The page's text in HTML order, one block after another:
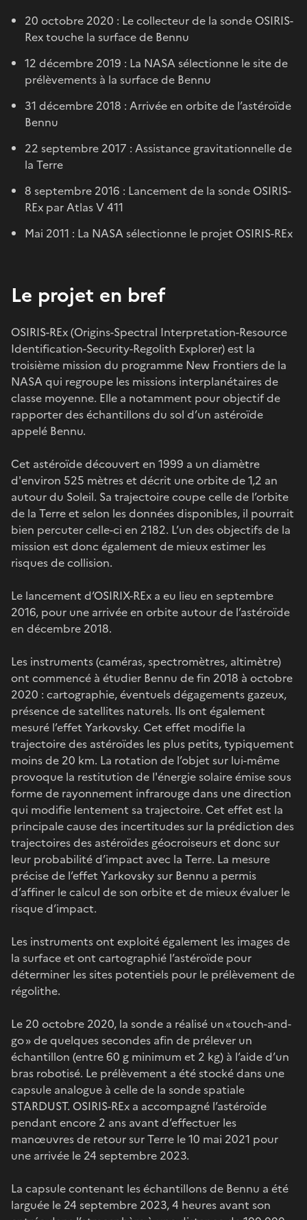
20 octobre 2020 : Le collecteur de la sonde OSIRIS-
Rex touche la surface de Bennu
12 décembre 2019 : La NASA sélectionne le site de
prélèvements à la surface de Bennu
31 décembre 2018 : Arrivée en orbite de l’astéroïde
Bennu
22 septembre 2017 : Assistance gravitationnelle de
la Terre
8 septembre 2016 : Lancement de la sonde OSIRIS-
REx par Atlas V 411
Mai 2011 : La NASA sélectionne le projet OSIRIS-REx
Le projet en bref
OSIRIS-REx (Origins-Spectral Interpretation-Resource
Identification-Security-Regolith Explorer) est la
troisième mission du programme New Frontiers de la
NASA qui regroupe les missions interplanétaires de
classe moyenne. Elle a notamment pour objectif de
rapporter des échantillons du sol d’un astéroïde
appelé Bennu.
Cet astéroïde découvert en 1999 a un diamètre
d'environ 525 mètres et décrit une orbite de 1,2 an
autour du Soleil. Sa trajectoire coupe celle de l’orbite
de la Terre et selon les données disponibles, il pourrait
bien percuter celle-ci en 2182. L’un des objectifs de la
mission est donc également de mieux estimer les
risques de collision.
Le lancement d’OSIRIX-REx a eu lieu en septembre
2016, pour une arrivée en orbite autour de l’astéroïde
en décembre 2018.
Les instruments (caméras, spectromètres, altimètre)
ont commencé à étudier Bennu de fin 2018 à octobre
2020 : cartographie, éventuels dégagements gazeux,
présence de satellites naturels. Ils ont également
mesuré l’effet Yarkovsky. Cet effet modifie la
trajectoire des astéroïdes les plus petits, typiquement
moins de 20 km. La rotation de l’objet sur lui-même
provoque la restitution de l'énergie solaire émise sous
forme de rayonnement infrarouge dans une direction
qui modifie lentement sa trajectoire. Cet effet est la
principale cause des incertitudes sur la prédiction des
trajectoires des astéroïdes géocroiseurs et donc sur
leur probabilité d’impact avec la Terre. La mesure
précise de l’effet Yarkovsky sur Bennu a permis
d’affiner le calcul de son orbite et de mieux évaluer le
risque d’impact.
Les instruments ont exploité également les images de
la surface et ont cartographié l’astéroïde pour
déterminer les sites potentiels pour le prélèvement de
régolithe.
Le 20 octobre 2020, la sonde a réalisé un « touch-and-
go » de quelques secondes afin de prélever un
échantillon (entre 60 g minimum et 2 kg) à l’aide d’un
bras robotisé. Le prélèvement a été stocké dans une
capsule analogue à celle de la sonde spatiale
STARDUST. OSIRIS-REx a accompagné l’astéroïde
pendant encore 2 ans avant d’effectuer les
manœuvres de retour sur Terre le 10 mai 2021 pour
une arrivée le 24 septembre 2023.
La capsule contenant les échantillons de Bennu a été
larguée le 24 septembre 2023, 4 heures avant son